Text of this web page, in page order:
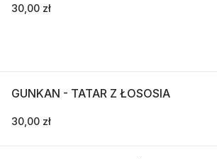
30,00 zł
GUNKAN - TATAR Z ŁOSOSIA
30,00 zł